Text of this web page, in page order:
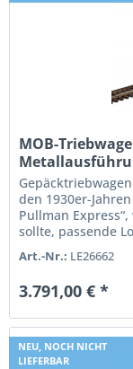
MOB-
den 1930er-
Pullman
sollte, passende
Art.-Nr.: LE26662
3.791,00 € *
NEU, NOCH NICHT
LIEFERBAR